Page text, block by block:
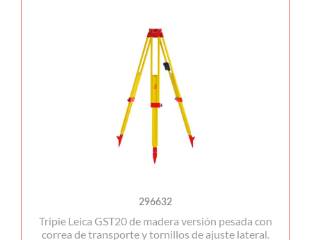
296632
Tripie Leica GST20 de madera versión pesada con
correa de transporte y tornillos de ajuste lateral.